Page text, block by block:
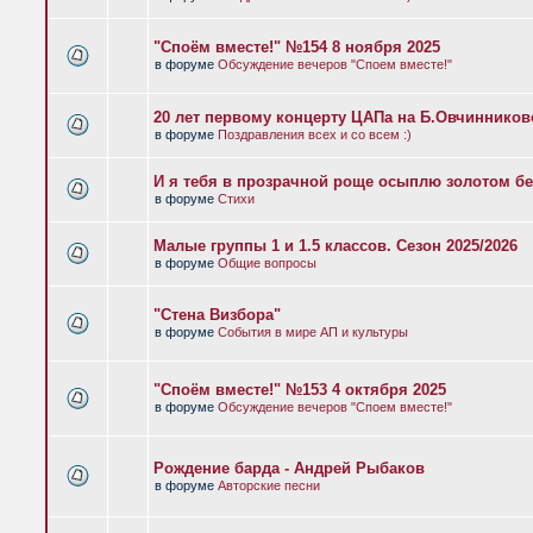
"Споём вместе!" №154 8 ноября 2025
в форуме Обсуждение вечеров "Споем вместе!"
20 лет первому концерту ЦАПа на
в форуме Поздравления всех и со всем :)
И я тебя в прозрачной роще осыплю золотом
в форуме Стихи
Малые группы 1 и 1.5 классов. Сезон 2025/2026
в форуме Общие вопросы
"Стена Визбора"
в форуме События в мире АП и культуры
"Споём вместе!" №153 4 октября 2025
в форуме Обсуждение вечеров "Споем вместе!"
Рождение барда - Андрей Рыбаков
в форуме Авторские песни